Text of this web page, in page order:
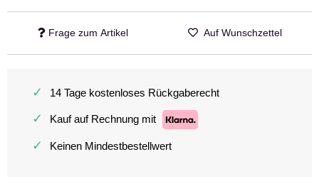
Frage zum Artikel Auf Wunschzettel
✓ 14 Tage kostenloses Rückgaberecht
✓ Kauf auf Rechnung mit
✓ Keinen Mindestbestellwert